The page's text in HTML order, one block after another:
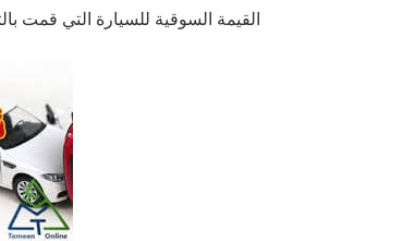
القيمة السوقية للسيارة التي قمت